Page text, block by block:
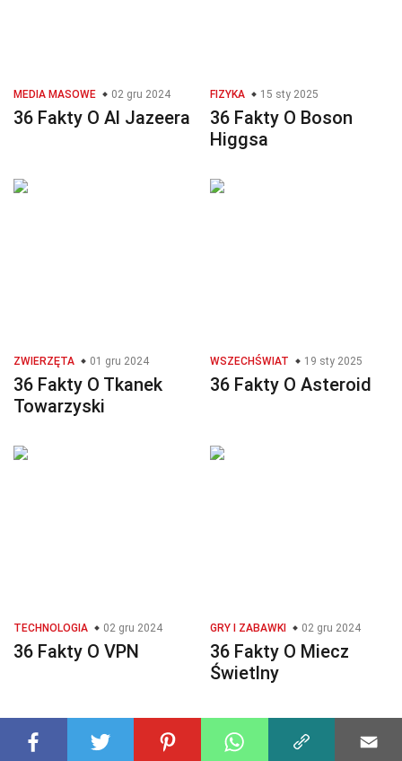
MEDIA MASOWE 02 gru 2024
36 Fakty O Al Jazeera
FIZYKA 15 sty 2025
36 Fakty O Boson
Higgsa
ZWIERZĘTA 01 gru 2024
36 Fakty O Tkanek
Towarzyski
WSZECHŚWIAT 19 sty 2025
36 Fakty O Asteroid
TECHNOLOGIA 02 gru 2024
36 Fakty O VPN
GRY I ZABAWKI 02 gru 2024
36 Fakty O Miecz
Świetlny